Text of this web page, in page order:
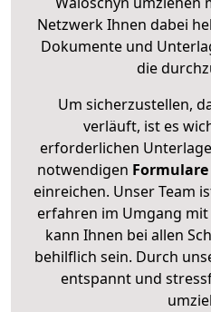
Netzwerk Ihnen dabei
Dokumente und
die
Um sicherzustellen,
verläuft, ist es
erforderlichen
notwendigen Formulare
einreichen. Unser Team
erfahren im Umgang mit
kann Ihnen bei allen
behilflich sein. Durch
entspannt und